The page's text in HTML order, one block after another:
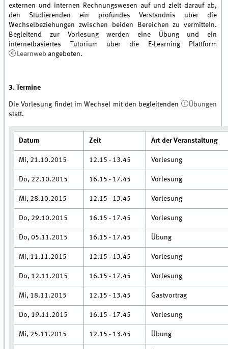
externen und internen Rechnungswesen auf und zielt darauf ab,
den Studierenden ein profundes Verständnis über die
Wechselbeziehungen zwischen beiden Bereichen zu vermitteln.
Begleitend zur Vorlesung werden eine Übung und ein
internetbasiertes Tutorium über die E-Learning Plattform
Learnweb angeboten.
3. Termine
Die Vorlesung findet im Wechsel mit den begleitenden
Übungen
statt.
Datum Zeit Art der Veranstaltung
Mi, 21.10.2015 12.15 - 13.45 Vorlesung
Do, 22.10.2015 16.15 - 17.45 Vorlesung
Mi, 28.10.2015 12.15 - 13.45 Vorlesung
Do, 29.10.2015 16.15 - 17.45 Vorlesung
Do, 05.11.2015 16.15 - 17.45 Übung
Mi, 11.11.2015 12.15 - 13.45 Vorlesung
Do, 12.11.2015 16.15 - 17.45 Vorlesung
Mi, 18.11.2015 12.15 - 13.45 Gastvortrag
Do, 19.11.2015 16.15 - 17.45 Vorlesung
Mi, 25.11.2015 12.15 - 13.45 Übung